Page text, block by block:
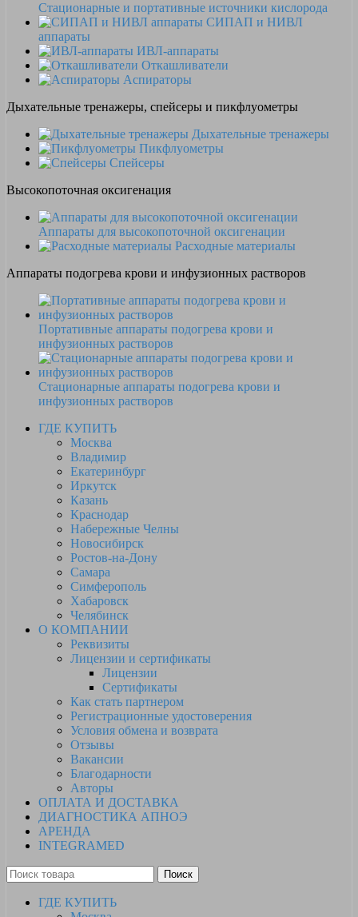
Стационарные и портативные источники кислорода
СИПАП и НИВЛ
аппараты
ИВЛ-аппараты
Откашливатели
Аспираторы
Дыхательные тренажеры, спейсеры и пикфлуометры
Дыхательные тренажеры
Пикфлуометры
Спейсеры
Высокопоточная оксигенация
Аппараты для высокопоточной оксигенации
Расходные материалы
Аппараты подогрева крови и инфузионных растворов
Портативные аппараты подогрева крови и
инфузионных растворов
Стационарные аппараты подогрева крови и
инфузионных растворов
ГДЕ КУПИТЬ
Москва
Владимир
Екатеринбург
Иркутск
Казань
Краснодар
Набережные Челны
Новосибирск
Ростов-на-Дону
Самара
Симферополь
Хабаровск
Челябинск
О КОМПАНИИ
Реквизиты
Лицензии и сертификаты
Лицензии
Сертификаты
Как стать партнером
Регистрационные удостоверения
Условия обмена и возврата
Отзывы
Вакансии
Благодарности
Авторы
ОПЛАТА И ДОСТАВКА
ДИАГНОСТИКА АПНОЭ
АРЕНДА
INTEGRAMED
Поиск
ГДЕ КУПИТЬ